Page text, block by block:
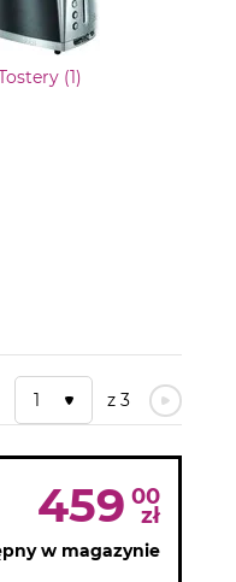
(1)
1 z 3
459 00
zł
w magazynie